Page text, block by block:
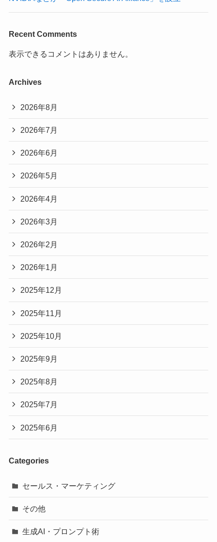
Recent Comments
表示できるコメントはありません。
Archives
2026年8月
2026年7月
2026年6月
2026年5月
2026年4月
2026年3月
2026年2月
2026年1月
2025年12月
2025年11月
2025年10月
2025年9月
2025年8月
2025年7月
2025年6月
Categories
セールス・マーケティング
その他
生成AI・プロンプト術